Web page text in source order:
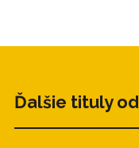
Ďalšie tituly od